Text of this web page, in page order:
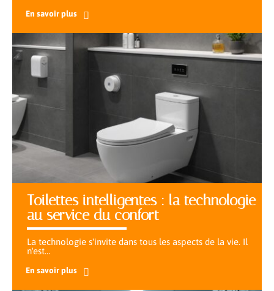
En savoir plus
Toilettes intelligentes : la technologie
au service du confort
La technologie s'invite dans tous les aspects de la vie. Il
n'est…
En savoir plus